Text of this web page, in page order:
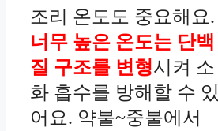
조리 온도도 중요해요.
너무 높은 온도는 단백
질 구조를 변형시켜 소
화 흡수를 방해할 수 있
어요. 약불~중불에서